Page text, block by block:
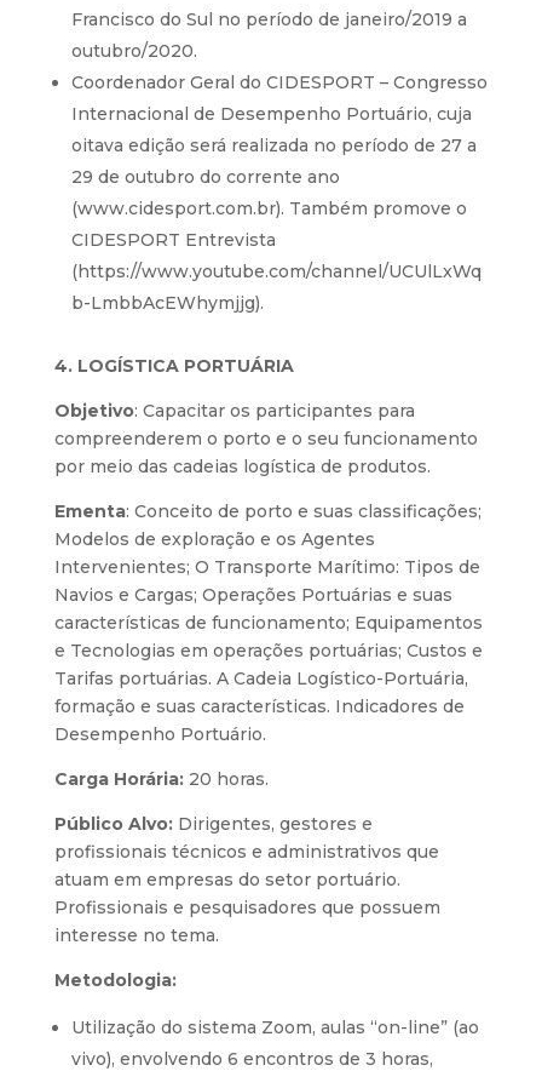
Francisco do Sul no período de janeiro/2019 a
outubro/2020.
Coordenador Geral do CIDESPORT – Congresso
Internacional de Desempenho Portuário, cuja
oitava edição será realizada no período de 27 a
29 de outubro do corrente ano
(www.cidesport.com.br). Também promove o
CIDESPORT Entrevista
(https://www.youtube.com/channel/UCUlLxWq
b-LmbbAcEWhymjjg).
4. LOGÍSTICA PORTUÁRIA
Objetivo: Capacitar os participantes para
compreenderem o porto e o seu funcionamento
por meio das cadeias logística de produtos.
Ementa: Conceito de porto e suas classificações;
Modelos de exploração e os Agentes
Intervenientes; O Transporte Marítimo: Tipos de
Navios e Cargas; Operações Portuárias e suas
características de funcionamento; Equipamentos
e Tecnologias em operações portuárias; Custos e
Tarifas portuárias. A Cadeia Logístico-Portuária,
formação e suas características. Indicadores de
Desempenho Portuário.
Carga Horária:20 horas.
Público Alvo:Dirigentes, gestores e
profissionais técnicos e administrativos que
atuam em empresas do setor portuário.
Profissionais e pesquisadores que possuem
interesse no tema.
Metodologia:
Utilização do sistema Zoom, aulas “on-line” (ao
vivo), envolvendo 6 encontros de 3 horas,